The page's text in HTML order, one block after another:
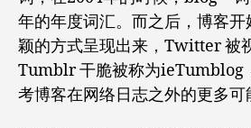
年的年度词汇。而之后，博客
颖的方式呈现出来，Twitter 被
Tumblr 干脆被称为ieTumblog
考博客在网络日志之外的更多可